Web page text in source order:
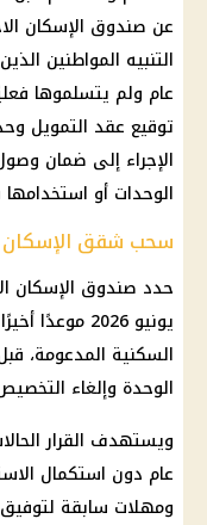
عن صندوق الإسكان
التنبيه المواطنين
عام ولم يتسلموها
توقيع عقد التمويل
الإجراء إلى ضمان
الوحدات أو
سحب شقق الإسكان
حدد صندوق الإسكان
يونيو 2026
السكنية المدعومة،
الوحدة وإلغاء
ويستهدف القرار
عام دون استكمال
ومهلات سابقة لتوفيق